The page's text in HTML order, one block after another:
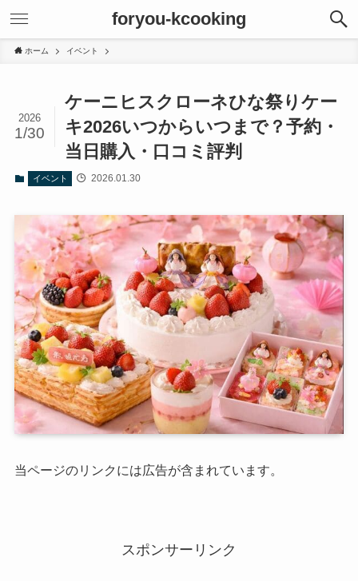
foryou-kcooking
ホーム イベント
ケーニヒスクローネひな祭りケー
キ2026いつからいつまで？予約・
当日購入・口コミ評判
2026
1/30
イベント 2026.01.30
当ページのリンクには広告が含まれています。
スポンサーリンク